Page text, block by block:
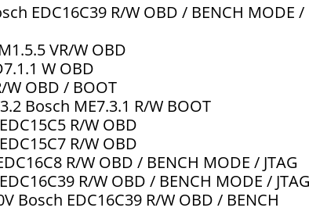
EDC16C39 R/W OBD / BENCH MODE /
VR/W OBD
W OBD
W OBD / BOOT
Bosch ME7.3.1 R/W BOOT
R/W OBD
R/W OBD
R/W OBD / BENCH MODE / JTAG
R/W OBD / BENCH MODE /
Bosch EDC16C39 R/W OBD / BENCH